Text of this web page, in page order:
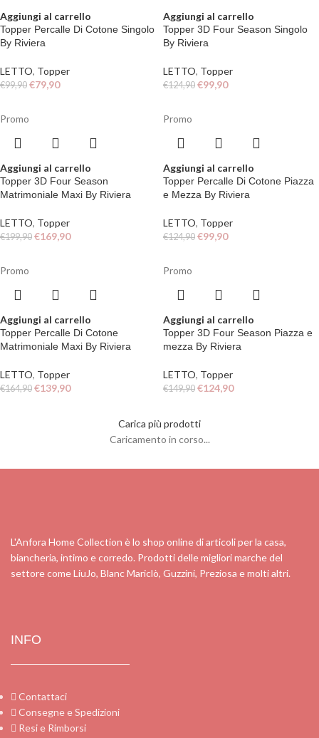
Aggiungi al carrello
Topper Percalle Di Cotone Singolo
By Riviera
LETTO, Topper
€99,90 €79,90
Aggiungi al carrello
Topper 3D Four Season Singolo
By Riviera
LETTO, Topper
€124,90 €99,90
Promo
Aggiungi al carrello
Topper 3D Four Season
Matrimoniale Maxi By Riviera
LETTO, Topper
€199,90 €169,90
Promo
Aggiungi al carrello
Topper Percalle Di Cotone Piazza
e Mezza By Riviera
LETTO, Topper
€124,90 €99,90
Promo
Aggiungi al carrello
Topper Percalle Di Cotone
Matrimoniale Maxi By Riviera
LETTO, Topper
€164,90 €139,90
Promo
Aggiungi al carrello
Topper 3D Four Season Piazza e
mezza By Riviera
LETTO, Topper
€149,90 €124,90
Carica più prodotti
Caricamento in corso...
L'Anfora Home Collection è lo shop online di articoli per la casa,
biancheria, intimo e corredo. Prodotti delle migliori marche del
settore come LiuJo, Blanc Mariclò, Guzzini, Preziosa e molti altri.
INFO
Contattaci
Consegne e Spedizioni
Resi e Rimborsi